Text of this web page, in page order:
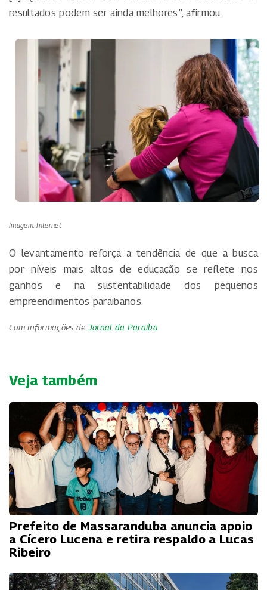
resultados podem ser ainda melhores”, afirmou.
Imagem: Internet
O levantamento reforça a tendência de que a busca
por níveis mais altos de educação se reflete nos
ganhos e na sustentabilidade dos pequenos
empreendimentos paraibanos.
Com informações de Jornal da Paraíba
Veja também
Prefeito de Massaranduba anuncia apoio
a Cícero Lucena e retira respaldo a Lucas
Ribeiro